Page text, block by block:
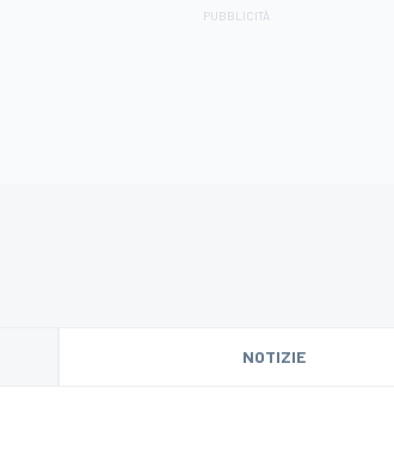
NOTIZIE